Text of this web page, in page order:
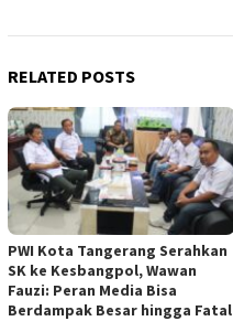
RELATED POSTS
PWI Kota Tangerang Serahkan
SK ke Kesbangpol, Wawan
Fauzi: Peran Media Bisa
Berdampak Besar hingga Fatal